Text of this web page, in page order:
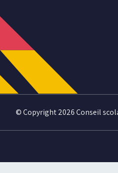
© Copyright 2026 Conseil